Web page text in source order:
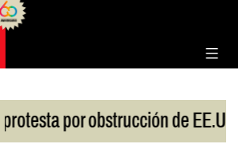
por obstrucción de EE.UU